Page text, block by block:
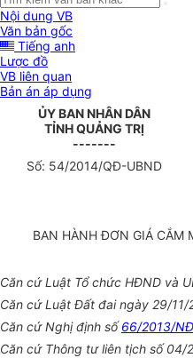
Nội dung VB
Văn bản gốc
Tiếng anh
Lược đồ
VB liên quan
Bản án áp dụng
ỦYBAN NHÂN DÂN
TỈNH QUẢNG TRỊ
-------
Số: 54/2014/QĐ-UBND
BAN HÀNH ĐƠN GIÁ CẮM
Căn cứ Luật Tổ chức HĐND và
Căn cứ Luật Đất đai ngày 29/11/
Căn cứ Nghị định số66/2013/
Căn cứ Thông tư liên tịch số 04/